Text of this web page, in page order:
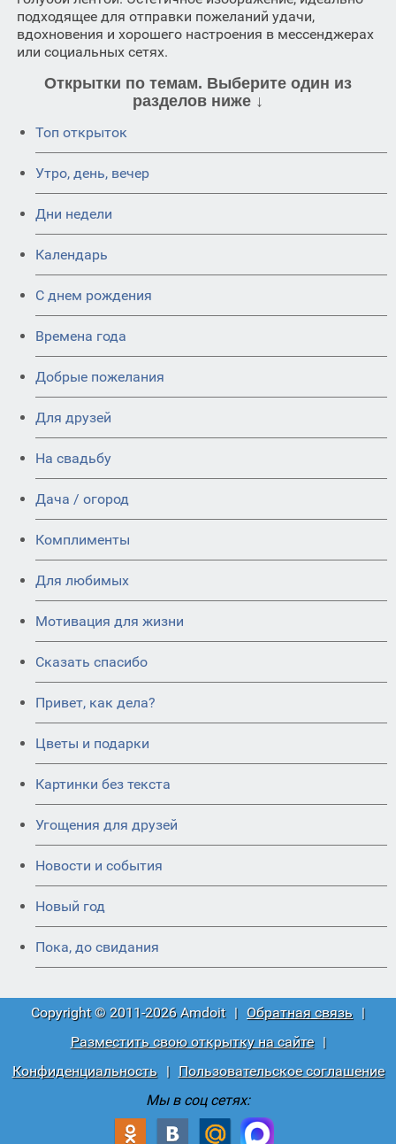
подходящее для отправки пожеланий удачи,
вдохновения и хорошего настроения в мессенджерах
или социальных сетях.
Открытки по темам. Выберите один из
разделов ниже ↓
Топ открыток
Утро, день, вечер
Дни недели
Календарь
C днем рождения
Времена года
Добрые пожелания
Для друзей
На свадьбу
Дача / огород
Комплименты
Для любимых
Мотивация для жизни
Сказать спасибо
Привет, как дела?
Цветы и подарки
Картинки без текста
Угощения для друзей
Новости и события
Новый год
Пока, до свидания
Copyright © 2011-2026 Amdoit | Обратная связь |
Разместить свою открытку на сайте
|
Конфиденциальность
|
Пользовательское соглашение
Мы в соц сетях: